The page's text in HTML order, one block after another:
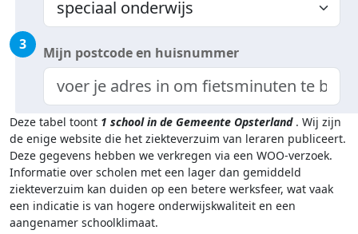
3 Mijn postcode en huisnummer
Deze tabel toont 1 school in de Gemeente Opsterland . Wij zijn
de enige website die het ziekteverzuim van leraren publiceert.
Deze gegevens hebben we verkregen via een WOO-verzoek.
Informatie over scholen met een lager dan gemiddeld
ziekteverzuim kan duiden op een betere werksfeer, wat vaak
een indicatie is van hogere onderwijskwaliteit en een
aangenamer schoolklimaat.